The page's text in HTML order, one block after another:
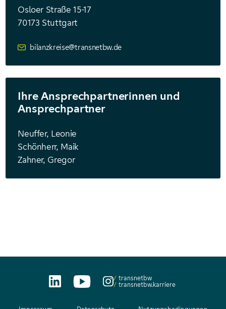
Osloer Straße 15-17
70173 Stuttgart
bilanzkreise@transnetbw.de
Ihre Ansprech­partnerinnen und
Ansprech­partner
Neuffer, Leonie
Schönherr, Maik
Zahner, Gregor
transnetbw
transnetbw.karriere